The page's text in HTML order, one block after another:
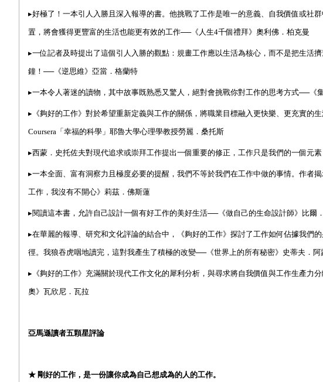
▸好極了 ！一本引人入勝且深入報導的書。他挑戰了工作是唯一的意義、自我價值或社
置，將會獲得更豐富的生活也能更有效的工作──《人生4千個禮拜》奧利佛．柏克曼
▸一位記者及時提出了這個引人入勝的觀點：規畫工作應以生活為核心，而不是把生活
鐘！ ──《逆思維》亞當．格蘭特
▸一本令人著迷的讀物，其中故事既熟悉又驚人，絕對會挑戰你對工作的思考方式──《
▸ 《夠好的工作》對於希望重新定義與工作的關係，將職業目標融入更快樂、更充實的
Coursera 「幸福的科學」耶魯大學心理學教授勞麗．桑托斯
▸西蒙．史托佐夫對現代追求或崇拜工作提出一個重要的修正，工作只是我們的一個元
▸一本全面、富有洞察力且極度必要的提醒，我們不等於我們在工作中做的事情。作者
工作，我沒有不開心》莉茲．佛斯蓮
▸閱讀這本書，允許自己設計一個有好工作的美好生活──《做自己的生命設計師》比爾
▸在華麗的報導、研究和文化評論的結合中，《夠好的工作》探討了工作如何佔據我們
徑。我狼吞虎咽地讀完，這對我產生了積極的改變──《世界上的所有秘密》史蒂夫．阿
▸ 《夠好的工作》充滿關於現代工作文化的犀利分析，與尋求將自我價值與工作生產力
奧》瓦欣尼．瓦拉
亞馬遜讀者五顆星評論
★ 剛好的工作，是一份讓你成為自己想成為的人的工作。